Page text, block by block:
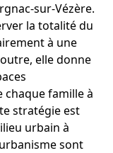
sur-Vézère.
la totalité du
à une
elle donne
chaque famille à
stratégie est
urbain à
sont